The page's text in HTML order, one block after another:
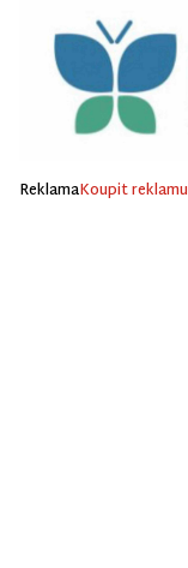
ReklamaKoupit reklamu